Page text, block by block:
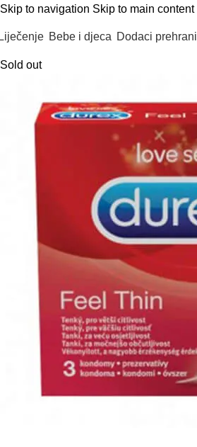
Skip to navigation Skip to main content
Bebe i djeca Dodaci prehrani
Sold out